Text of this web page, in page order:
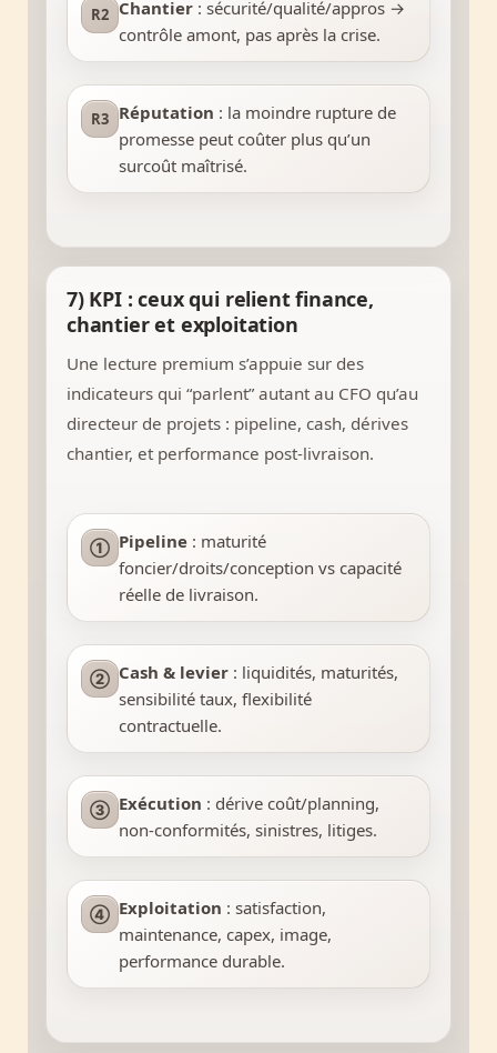
R2 Chantier : sécurité/qualité/appros →
contrôle amont, pas après la crise.
R3 Réputation : la moindre rupture de
promesse peut coûter plus qu’un
surcoût maîtrisé.
7) KPI : ceux qui relient finance,
chantier et exploitation
Une lecture premium s’appuie sur des
indicateurs qui “parlent” autant au CFO qu’au
directeur de projets : pipeline, cash, dérives
chantier, et performance post-livraison.
① Pipeline : maturité
foncier/droits/conception vs capacité
réelle de livraison.
② Cash & levier : liquidités, maturités,
sensibilité taux, flexibilité
contractuelle.
③ Exécution : dérive coût/planning,
non-conformités, sinistres, litiges.
④ Exploitation : satisfaction,
maintenance, capex, image,
performance durable.